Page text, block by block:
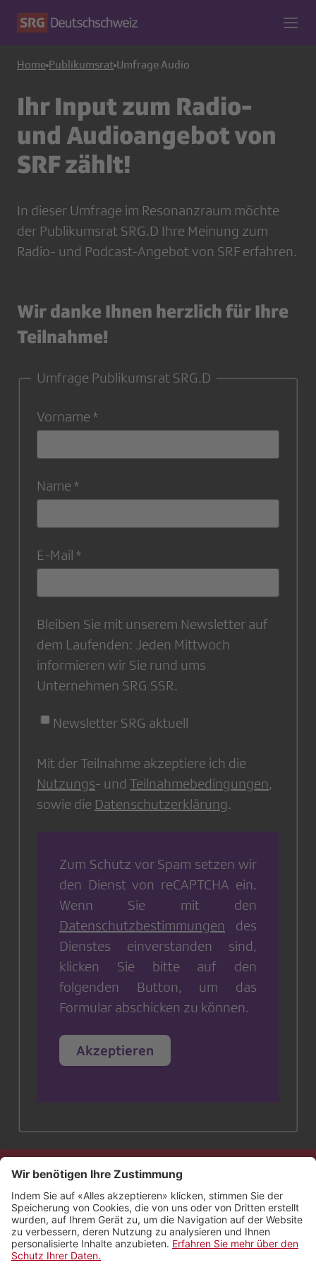
Home Publikumsrat Umfrage Audio
Ihr Input zum Radio-
und Audioangebot von
SRF zählt!
In dieser Umfrage im Resonanzraum möchte
der Publikumsrat SRG.D Ihre Meinung zum
Radio- und Podcast-Angebot von SRF erfahren.
Wir danke Ihnen herzlich für Ihre
Teilnahme!
Umfrage Publikumsrat SRG.D
Vorname
Name
E-Mail
Bleiben Sie mit unserem Newsletter auf
dem Laufenden: Jeden Mittwoch
informieren wir Sie rund ums
Unternehmen SRG SSR.
Newsletter SRG aktuell
Mit der Teilnahme akzeptiere ich die
Nutzungs- und Teilnahmebedingungen,
sowie die Datenschutzerklärung.
Zum Schutz vor Spam setzen wir
den Dienst von reCAPTCHA ein.
Wenn Sie mit den
Datenschutzbestimmungen des
Dienstes einverstanden sind,
klicken Sie bitte auf den
folgenden Button, um das
Formular abschicken zu können.
Akzeptieren
Kontakt
Impressum
Rechtliches
Netiquette